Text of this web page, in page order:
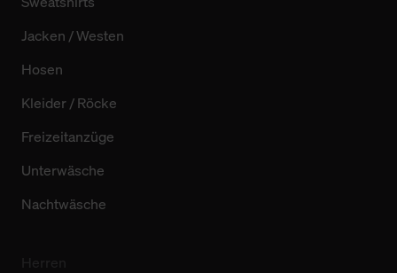
Jacken / Westen
Hosen
Kleider / Röcke
Freizeitanzüge
Unterwäsche
Nachtwäsche